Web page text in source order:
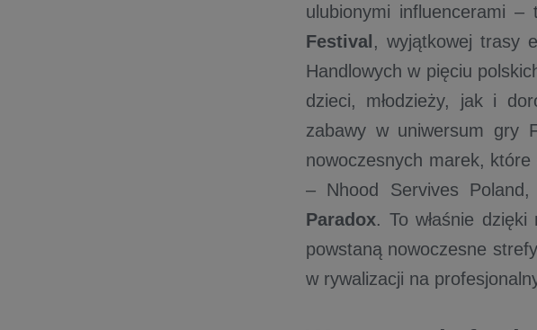
ulubionymi influencerami
Festival, wyjątkowej trasy
Handlowych w pięciu
dzieci, młodzieży, jak i
zabawy w uniwersum gry
nowoczesnych marek,
– Nhood Servives Poland,
Paradox. To właśnie
powstaną nowoczesne
w rywalizacji na